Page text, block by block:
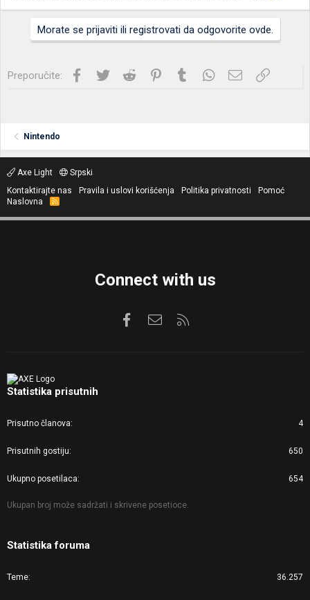
Morate se prijaviti ili registrovati da odgovorite ovde.
Preporučite: Facebook
Twitter Reddit PinterestTumblrWhatsApp
Imejl Link
Nintendo
Axe Light
Srpski
Kontaktirajte nas
Pravila i uslovi korišćenja Politika privatnosti
Pomoć
Naslovna
R
S
Connect with us
FacebookKontaktirajte nas
Statistika prisutnih
Prisutno članova 4
Prisutnih gostiju 650
Ukupno posetilaca 654
Ukupan broj može sadržati i skrivene posetioce.
Statistika foruma
Teme 36.257